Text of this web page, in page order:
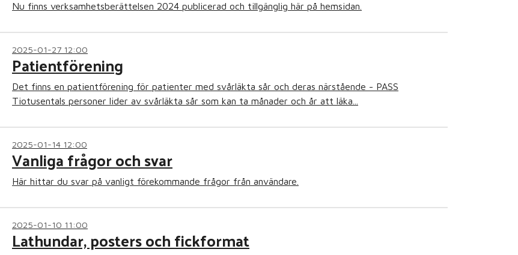
Nu finns verksamhetsberättelsen 2024 publicerad och tillgänglig här på hemsidan.
2025-01-27 12:00
Patientförening
Det finns en patientförening för patienter med svårläkta sår och deras närstående - PASS
Tiotusentals personer lider av svårläkta sår som kan ta månader och år att läka...
2025-01-14 12:00
Vanliga frågor och svar
Här hittar du svar på vanligt förekommande frågor från användare.
2025-01-10 11:00
Lathundar, posters och fickformat